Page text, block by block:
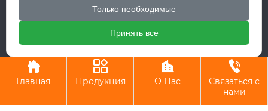
Авторское право©ООО Вэньчжоу Руй Хун Интернэшнл Трейд

Главная

Продукция

О Нас

Связаться с
нами
Только необходимые
Принять все